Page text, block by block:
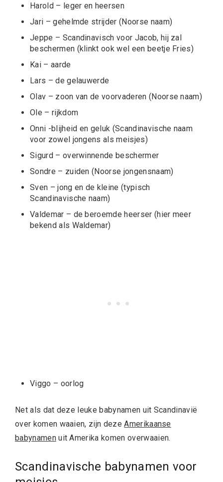
Harold – leger en heersen
Jari – gehelmde strijder (Noorse naam)
Jeppe – Scandinavisch voor Jacob, hij zal
beschermen (klinkt ook wel een beetje Fries)
Kai – aarde
Lars – de gelauwerde
Olav – zoon van de voorvaderen (Noorse naam)
Ole – rijkdom
Onni -blijheid en geluk (Scandinavische naam
voor zowel jongens als meisjes)
Sigurd – overwinnende beschermer
Sondre – zuiden (Noorse jongensnaam)
Sven – jong en de kleine (typisch
Scandinavische naam)
Valdemar – de beroemde heerser (hier meer
bekend als Waldemar)
Viggo – oorlog
Net als dat deze leuke babynamen uit Scandinavië
over komen waaien, zijn dezeAmerikaanse
babynamenuit Amerika komen overwaaien.
Scandinavische babynamen voor